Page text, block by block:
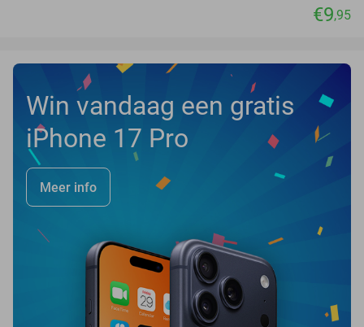
€9,95
Win vandaag een gratis
iPhone 17 Pro
Meer info